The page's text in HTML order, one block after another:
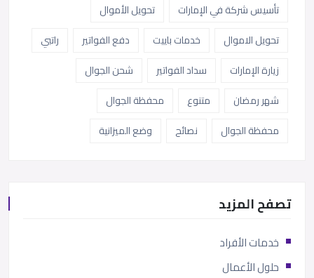
تأسيس شركة في الإمارات
تحويل الأموال
تحويل الاموال
خدمات باييت دفع الفواتير
راتبي
زيارة الإمارات
سداد الفواتير
شحن الجوال
شهر رمضان
متنوع
محفظة الجوال
محفظة الجوال
نصائح وضع الميزانية
تصفح المزيد
خدمات الأفراد
حلول الأعمال